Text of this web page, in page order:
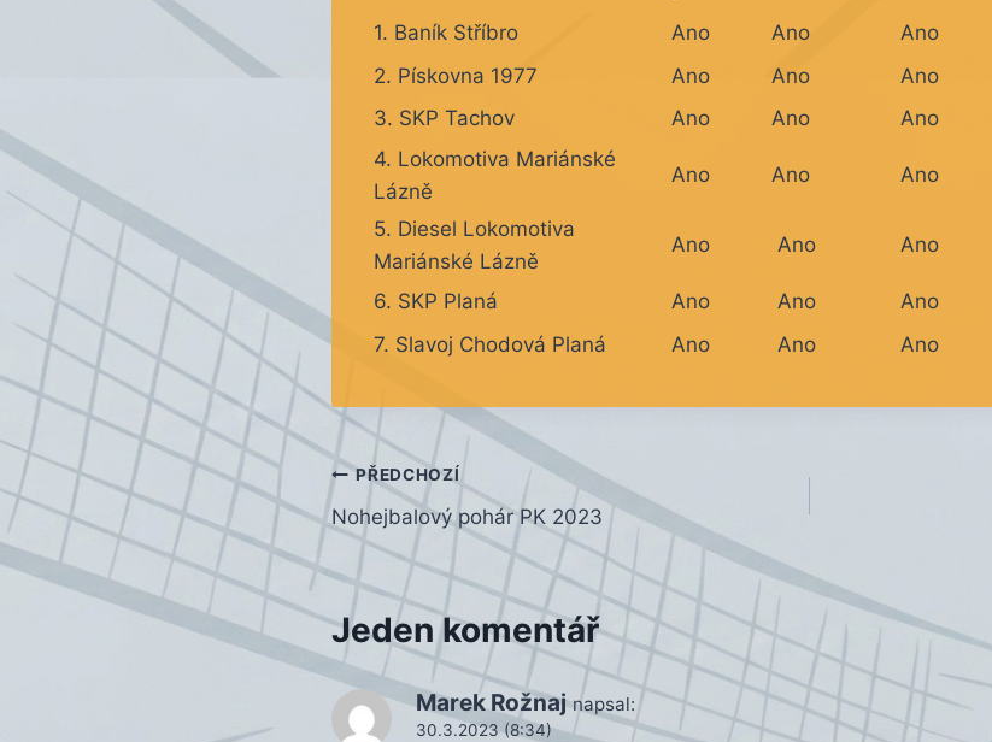
1. Baník Stříbro Ano Ano Ano
2. Pískovna 1977
Ano Ano Ano
3. SKP Tachov
Ano Ano Ano
4. Lokomotiva Mariánské
Lázně
Ano Ano Ano
5. Diesel Lokomotiva
Mariánské Lázně
Ano Ano Ano
6. SKP Planá Ano Ano Ano
7. Slavoj Chodová Planá
Ano Ano Ano
Navigace
pro
příspěvek
PŘEDCHOZÍ
Nohejbalový pohár PK 2023
Jeden komentář
Marek Rožnaj napsal:
30.3.2023 (8:34)